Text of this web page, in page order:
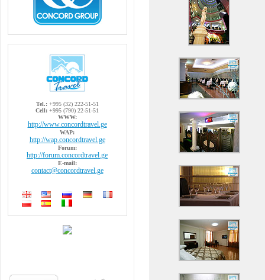
Tel.:+995 (32) 222-51-51
Cell: +995 (790) 22-51-51
WWW:
http://www.concordtravel.ge
WAP:
http://wap.concordtravel.ge
Forum:
http://forum.concordtravel.ge
E-mail:
contact@concordtravel.ge